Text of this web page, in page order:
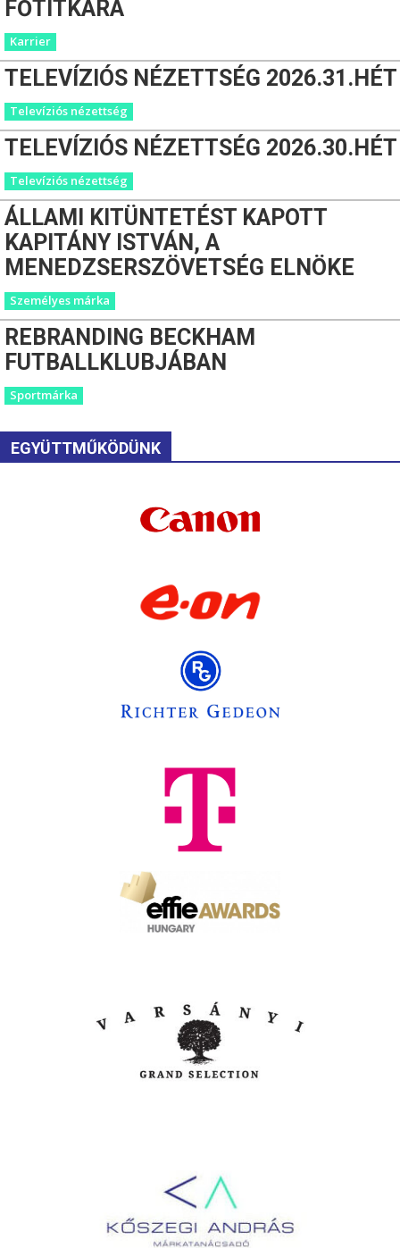
FŐTITKÁRA
Karrier
TELEVÍZIÓS NÉZETTSÉG 2026.31.HÉT
Televíziós nézettség
TELEVÍZIÓS NÉZETTSÉG 2026.30.HÉT
Televíziós nézettség
ÁLLAMI KITÜNTETÉST KAPOTT
KAPITÁNY ISTVÁN, A
MENEDZSERSZÖVETSÉG ELNÖKE
Személyes márka
REBRANDING BECKHAM
FUTBALLKLUBJÁBAN
Sportmárka
EGYÜTTMŰKÖDÜNK